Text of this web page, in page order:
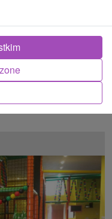
nową atrakcję